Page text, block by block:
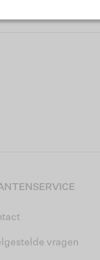
vragen